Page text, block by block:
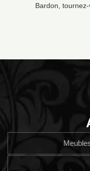
Bardon, tournez-